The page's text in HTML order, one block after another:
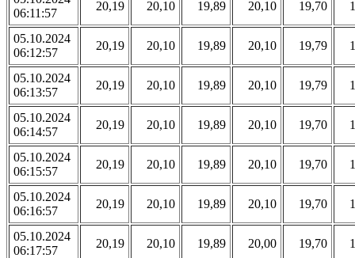
06:11:57
20,19 20,10 19,89 20,10 19,70
05.10.2024
06:12:57
20,19 20,10 19,89 20,10 19,79
05.10.2024
06:13:57
20,19 20,10 19,89 20,10 19,79
05.10.2024
06:14:57
20,19 20,10 19,89 20,10 19,70
05.10.2024
06:15:57
20,19 20,10 19,89 20,10 19,70
05.10.2024
06:16:57
20,19 20,10 19,89 20,10 19,70
05.10.2024
06:17:57
20,19 20,10 19,89 20,00 19,70